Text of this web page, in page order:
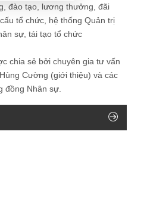
đào tạo, lương thưởng, đãi
tổ chức, hệ thống Quản trị
sự, tái tạo tổ chức
chia sẻ bởi chuyên gia tư vấn
Cường (giới thiệu) và các
đồng Nhân sự.